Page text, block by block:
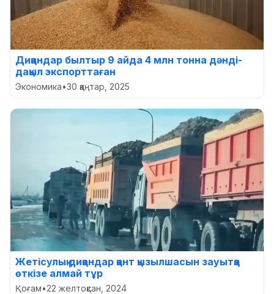
Диқандар былтыр 9 айда 4 млн тонна дәнді-
дақыл экспорттаған
Экономика•30 қаңтар, 2025
Жетісулық диқандар қант қызылшасын зауытқа
өткізе алмай тұр
Қоғам•22 желтоқсан, 2024